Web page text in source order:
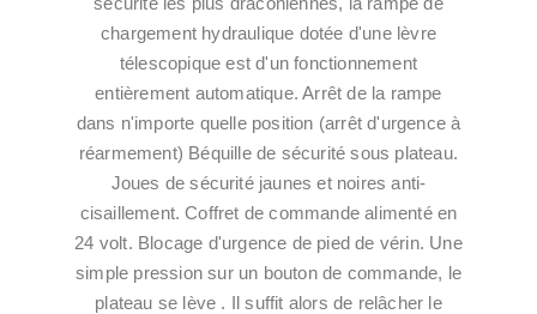
chargement hydraulique dotée d'une lèvre
télescopique est d'un fonctionnement
entièrement automatique. Arrêt de la rampe
dans n'importe quelle position (arrêt d'urgence à
réarmement) Béquille de sécurité sous plateau.
Joues de sécurité jaunes et noires anti-
cisaillement. Coffret de commande alimenté en
24 volt. Blocage d'urgence de pied de vérin. Une
simple pression sur un bouton de commande, le
plateau se lève . Il suffit alors de relâcher le